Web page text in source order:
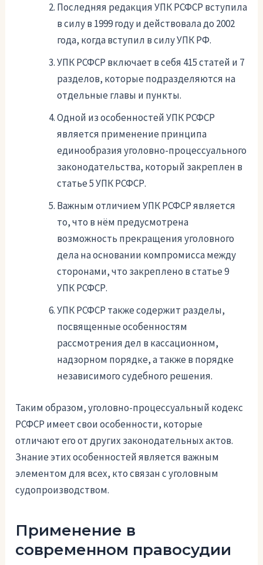
Последняя редакция УПК РСФСР вступила
в силу в 1999 году и действовала до 2002
года, когда вступил в силу УПК РФ.
УПК РСФСР включает в себя 415 статей и 7
разделов, которые подразделяются на
отдельные главы и пункты.
Одной из особенностей УПК РСФСР
является применение принципа
единообразия уголовно-процессуального
законодательства, который закреплен в
статье 5 УПК РСФСР.
Важным отличием УПК РСФСР является
то, что в нём предусмотрена
возможность прекращения уголовного
дела на основании компромисса между
сторонами, что закреплено в статье 9
УПК РСФСР.
УПК РСФСР также содержит разделы,
посвященные особенностям
рассмотрения дел в кассационном,
надзорном порядке, а также в порядке
независимого судебного решения.
Таким образом, уголовно-процессуальный кодекс
РСФСР имеет свои особенности, которые
отличают его от других законодательных актов.
Знание этих особенностей является важным
элементом для всех, кто связан с уголовным
судопроизводством.
Применение в
современном правосудии